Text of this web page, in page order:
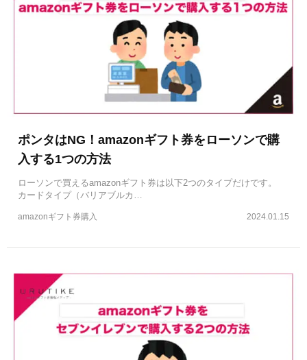
ポンタはNG！amazonギフト券をローソンで購
入する1つの方法
ローソンで買えるamazonギフト券は以下2つのタイプだけです。
カードタイプ（バリアブルカ…
2024.01.15
amazonギフト券購入